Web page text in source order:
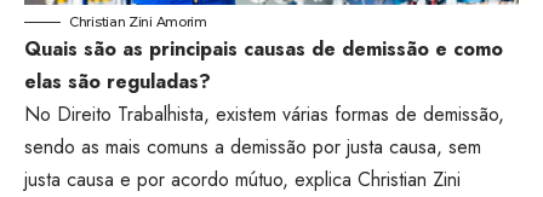
Christian Zini Amorim
Quais são as principais causas de demissão e como
elas são reguladas?
No Direito Trabalhista, existem várias formas de demissão,
sendo as mais comuns a demissão por justa causa, sem
justa causa e por acordo mútuo, explica Christian Zini